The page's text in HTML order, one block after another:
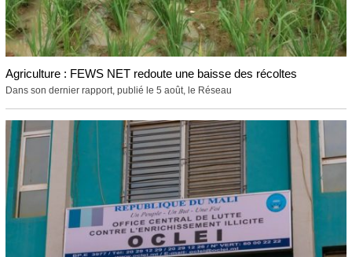
Agriculture : FEWS NET redoute une baisse des récoltes
Dans son dernier rapport, publié le 5 août, le Réseau